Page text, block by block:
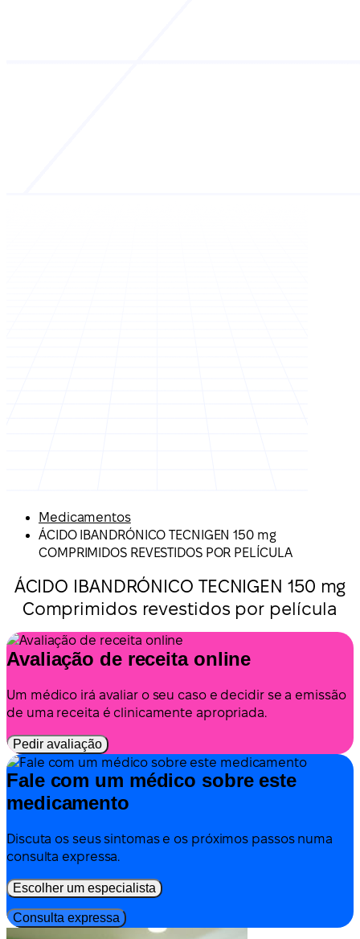
Medicamentos
ÁCIDO IBANDRÓNICO TECNIGEN 150 mg
COMPRIMIDOS REVESTIDOS POR PELÍCULA
ÁCIDO IBANDRÓNICO TECNIGEN 150 mg
Comprimidos revestidos por película
Avaliação de receita online
Um médico irá avaliar o seu caso e decidir se a emissão
de uma receita é clinicamente apropriada.
Pedir avaliação
Fale com um médico sobre este
medicamento
Discuta os seus sintomas e os próximos passos numa
consulta expressa.
Escolher um especialista
Consulta expressa